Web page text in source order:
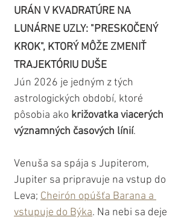
URÁN V KVADRATÚRE NA
LUNÁRNE UZLY: "PRESKOČENÝ
KROK", KTORÝ MÔŽE ZMENIŤ
TRAJEKTÓRIU DUŠE
Jún 2026 je jedným z tých
astrologických období, ktoré
pôsobia ako križovatka viacerých
významných časových línií.
Venuša sa spája s Jupiterom,
Jupiter sa pripravuje na vstup do
Leva; Cheirón opúšťa Barana a
vstupuje do Býka. Na nebi sa deje